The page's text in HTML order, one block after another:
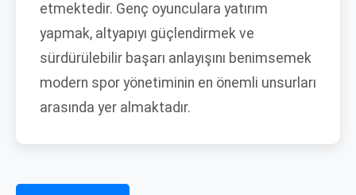
etmektedir. Genç oyunculara yatırım
yapmak, altyapıyı güçlendirmek ve
sürdürülebilir başarı anlayışını benimsemek
modern spor yönetiminin en önemli unsurları
arasında yer almaktadır.